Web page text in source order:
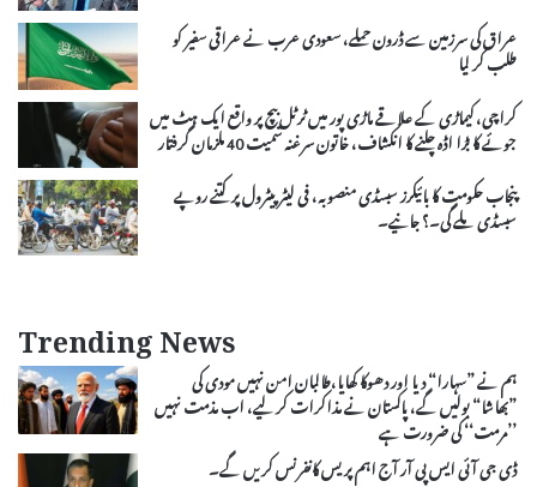
عراق کی سرزمین سے ڈرون حملے، سعودی عرب نے عراقی سفیر کو
طلب کر لیا
کراچی، کیماڑی کے علاقے ماڑی پور میں ٹرٹل بیچ پر واقع ایک ہٹ میں
جوئے کا بڑا اڈہ چلنے کا انکشاف، خاتون سرغنہ سمیت 40 ملزمان گرفتار
پنجاب حکومت کا بائیکرز سبسڈی منصوبہ، فی لیٹر پیٹرول پر کتنے روپے
سبسڈی ملے گی۔؟ جانیے۔
Trending News
ہم نے ”سہارا“ دیا اور دھوکا کھایا،طالبان امن نہیں مودی کی
”بھاشا“ بولیں گے، پاکستان نے مذاکرات کر لیے، اب مذمت نہیں
’’مرمت‘‘ کی ضرورت ہے
ڈی جی آئی ایس پی آر آج اہم پریس کانفرنس کریں گے۔